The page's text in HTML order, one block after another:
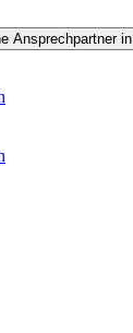
Ansprechpartner in